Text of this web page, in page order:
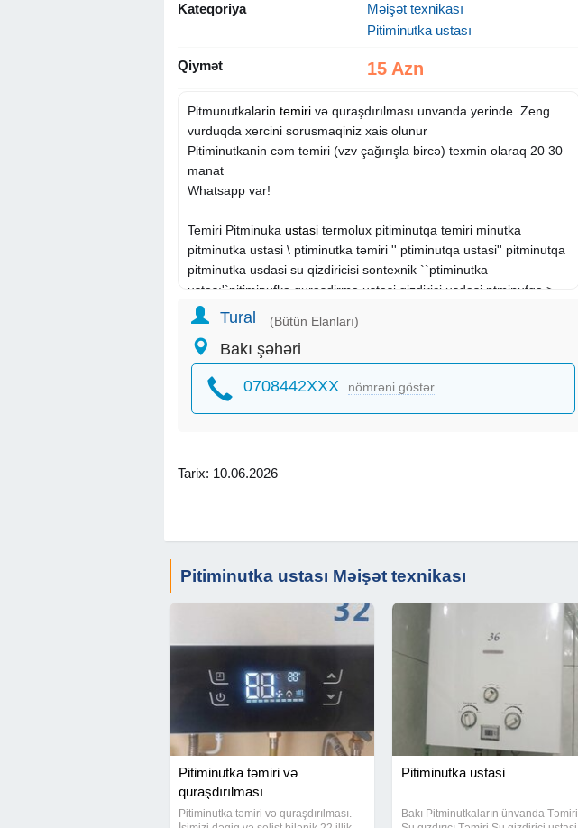
Kateqoriya
Məişət texnikası
Pitiminutka ustası
Qiymət 15 Azn
Pitmunutkalarin temiri və quraşdırılması unvanda yerinde. Zeng
vurduqda xercini sorusmaqiniz xais olunur
Pitiminutkanin cəm temiri (vzv çağırışla bircə) texmin olaraq 20 30
manat
Whatsapp var!
Temiri Pitminuka ustasi termolux pitiminutqa temiri minutka
pitminutka ustasi \ ptiminutka təmiri '' ptiminutqa ustasi'' pitminutqa
pitminutka usdasi su qizdiricisi sontexnik ``ptiminutka
ustası'`pitiminufka qurasdirma ustasi qizdirici usdasi ptminufqa >
borsh suqızdıqıcısı qazkalonkasi ÷pitmunutka usdasi bosch termet
yagmur aygaz efendiler ayqaz termolux karaaslan xudaferin
nagrivatel demirdokum kalonka dəmirdöküm alev qara qarayev
Ehmedli jezi aslaov hidro therm topkapi tookapı ariston termogaz
vitah istanbul izmir termaq guven güven cardinal yakar mecidoglu
samsung hilal
pitmunutka ustasi ®
pitminutka usdasi su qizdiricisi sontexnik ``ptiminutka
ustası'`pitiminufka ustasi qizdirici usdasi ptminufqa > borsh
suqızdıqıcısı qazkalonkasi ÷pitmunutka usdasi
usta santexnik termet >pitiminutkatemiri qızdırıcı master
sontexnika pitminutkatemiri minutka termogas$ qurasdirilmasi ©
pitmunutka ustasi ®
baku, servis, temir remontu ustasi
sistemleri usta usda.
Tural (Bütün Elanları)
Bakı şəhəri
0708442XXX nömrəni göstər
Tarix: 10.06.2026
Pitiminutka ustası Məişət texnikası
Pitiminutka təmiri və
quraşdırılması
Pitiminutka təmiri və quraşdırılması.
Pitiminutka ustasi
Bakı Pitminutkaların ünvanda Təmiri